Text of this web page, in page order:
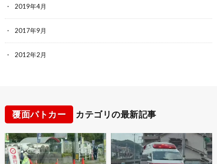
2019年4月
2017年9月
2012年2月
覆面パトカー カテゴリの最新記事